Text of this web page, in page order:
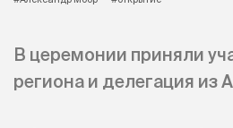
В церемонии приняли
региона и делегация из